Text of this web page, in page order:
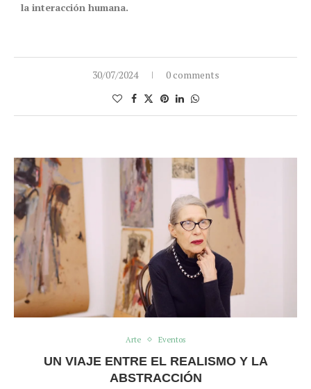
la interacción humana.
30/07/2024 0 comments
Arte Eventos
UN VIAJE ENTRE EL REALISMO Y LA
ABSTRACCIÓN